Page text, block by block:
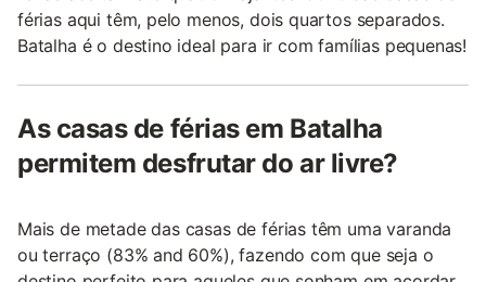
férias aqui têm, pelo menos, dois quartos separados.
Batalha é o destino ideal para ir com famílias pequenas!
As casas de férias em Batalha
permitem desfrutar do ar livre?
Mais de metade das casas de férias têm uma varanda
ou terraço (83% and 60%), fazendo com que seja o